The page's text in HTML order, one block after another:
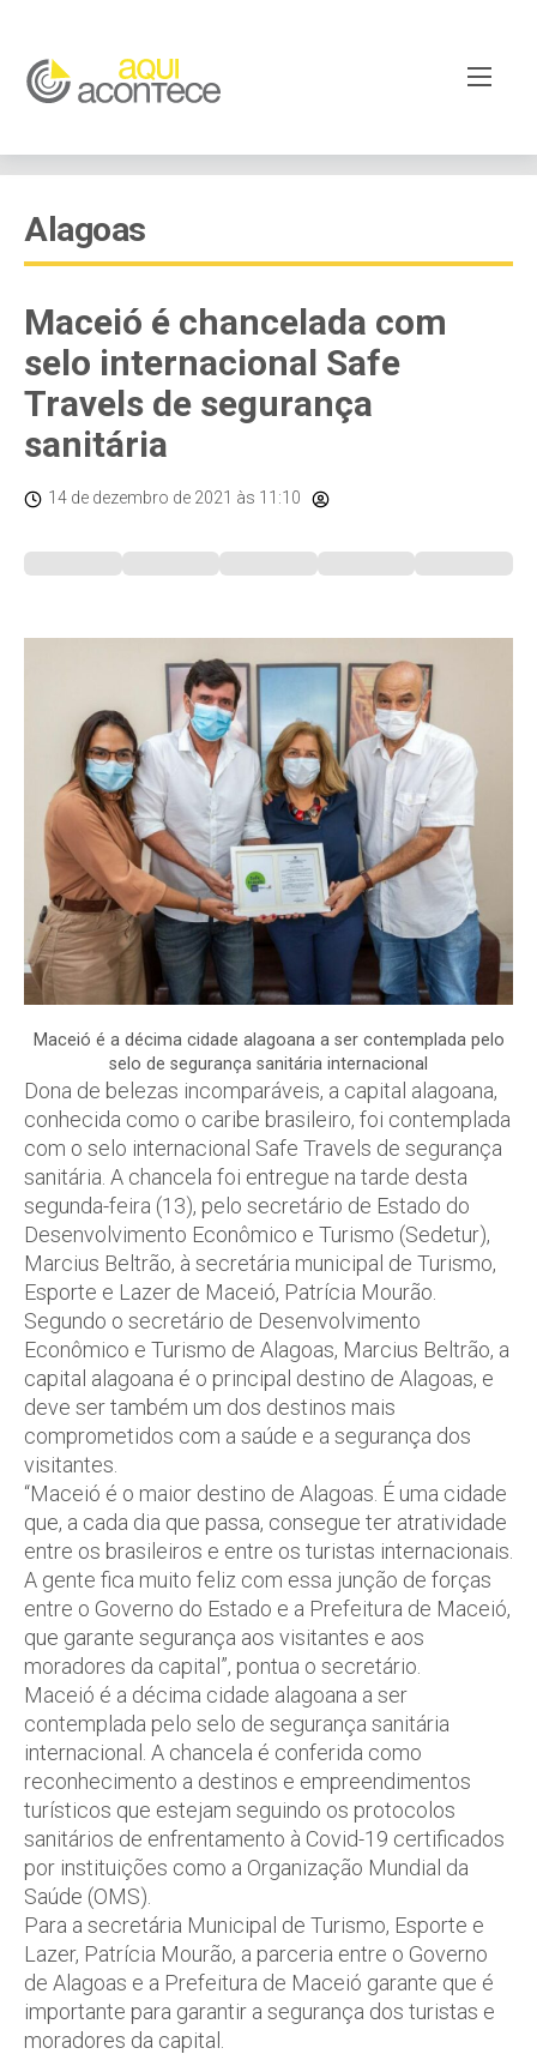
Alagoas
Maceió é chancelada com
selo internacional Safe
Travels de segurança
sanitária
14 de dezembro de 2021 às 11:10
Maceió é a décima cidade alagoana a ser contemplada pelo
selo de segurança sanitária internacional
Dona de belezas incomparáveis, a capital alagoana,
conhecida como o caribe brasileiro, foi contemplada
com o selo internacional Safe Travels de segurança
sanitária. A chancela foi entregue na tarde desta
segunda-feira (13), pelo secretário de Estado do
Desenvolvimento Econômico e Turismo (Sedetur),
Marcius Beltrão, à secretária municipal de Turismo,
Esporte e Lazer de Maceió, Patrícia Mourão.
Segundo o secretário de Desenvolvimento
Econômico e Turismo de Alagoas, Marcius Beltrão, a
capital alagoana é o principal destino de Alagoas, e
deve ser também um dos destinos mais
comprometidos com a saúde e a segurança dos
visitantes.
“Maceió é o maior destino de Alagoas. É uma cidade
que, a cada dia que passa, consegue ter atratividade
entre os brasileiros e entre os turistas internacionais.
A gente fica muito feliz com essa junção de forças
entre o Governo do Estado e a Prefeitura de Maceió,
que garante segurança aos visitantes e aos
moradores da capital”, pontua o secretário.
Maceió é a décima cidade alagoana a ser
contemplada pelo selo de segurança sanitária
internacional. A chancela é conferida como
reconhecimento a destinos e empreendimentos
turísticos que estejam seguindo os protocolos
sanitários de enfrentamento à Covid-19 certificados
por instituições como a Organização Mundial da
Saúde (OMS).
Para a secretária Municipal de Turismo, Esporte e
Lazer, Patrícia Mourão, a parceria entre o Governo
de Alagoas e a Prefeitura de Maceió garante que é
importante para garantir a segurança dos turistas e
moradores da capital.